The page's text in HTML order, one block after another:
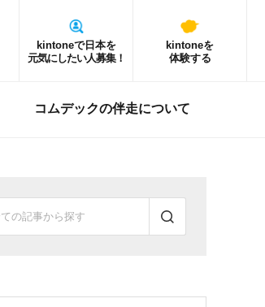
kintoneで日本を
元気にしたい人募集！
kintoneを
体験する
コムデックの伴走について